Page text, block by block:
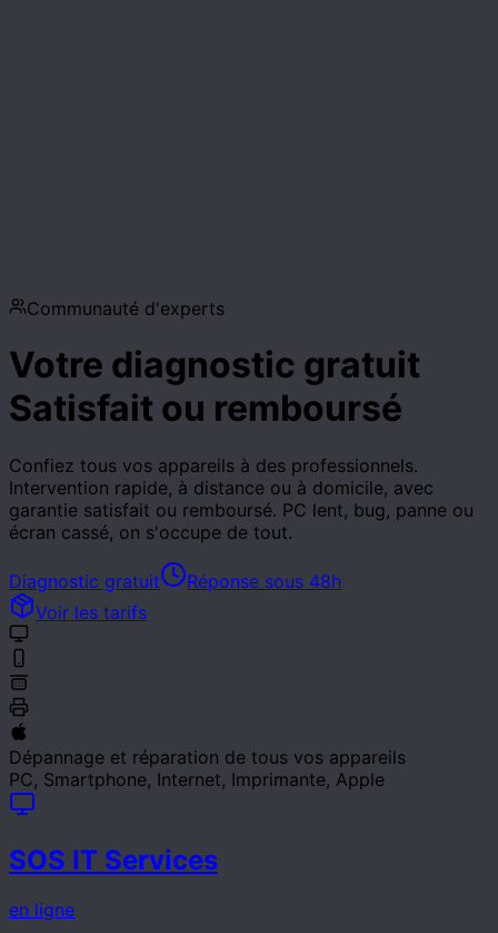
Communauté d'experts
Votre diagnostic gratuit
Satisfait ou remboursé
Confiez tous vos appareils à des professionnels.
Intervention rapide, à distance ou à domicile, avec
garantie satisfait ou remboursé. PC lent, bug, panne ou
écran cassé, on s'occupe de tout.
Diagnostic gratuit
Réponse sous 48h
Voir les tarifs
Dépannage et réparation de tous vos appareils
PC, Smartphone, Internet, Imprimante, Apple
SOS IT Services
en ligne